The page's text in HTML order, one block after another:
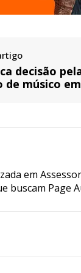
decisão
músico
em
buscam Page